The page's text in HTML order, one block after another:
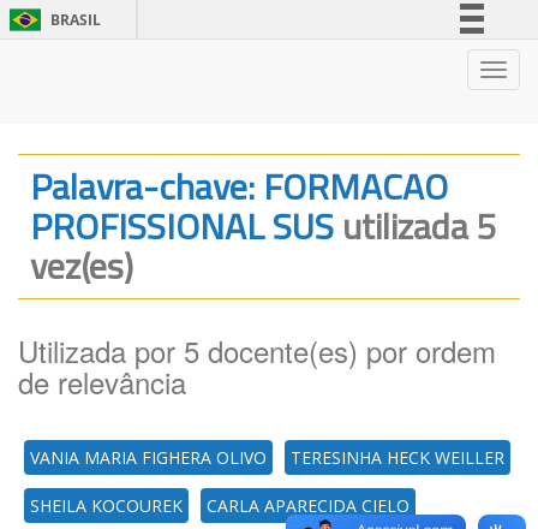
BRASIL
Legislação
Canais
Palavra-chave: FORMACAO
PROFISSIONAL SUSutilizada 5
vez(es)
Utilizada por 5 docente(es) por ordem
de relevância
VANIA MARIA FIGHERA OLIVO TERESINHA HECK WEILLER
SHEILA KOCOUREK CARLA APARECIDA CIELO